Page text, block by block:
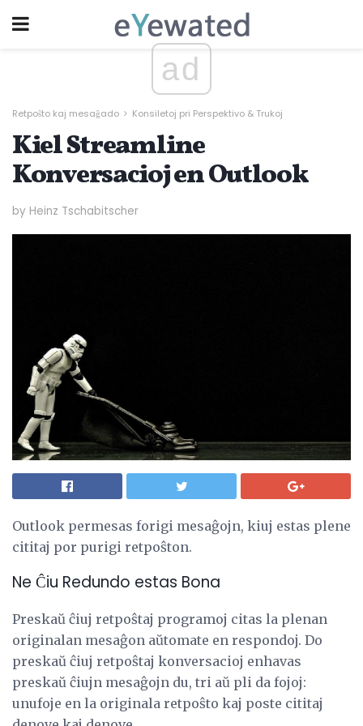
ad
Retpoŝto kaj mesaĝado Konsiletoj pri Perspektivo & Trukoj
Kiel Streamline
Konversacioj en Outlook
by Heinz Tschabitscher
Outlook permesas forigi mesaĝojn, kiuj estas plene
cititaj por purigi retpoŝton.
Ne Ĉiu Redundo estas Bona
Preskaŭ ĉiuj retpoŝtaj programoj citas la plenan
originalan mesaĝon aŭtomate en respondoj. Do
preskaŭ ĉiuj retpoŝtaj konversacioj enhavas
preskaŭ ĉiujn mesaĝojn du, tri aŭ pli da fojoj:
unufoje en la originala retpoŝto kaj poste cititaj